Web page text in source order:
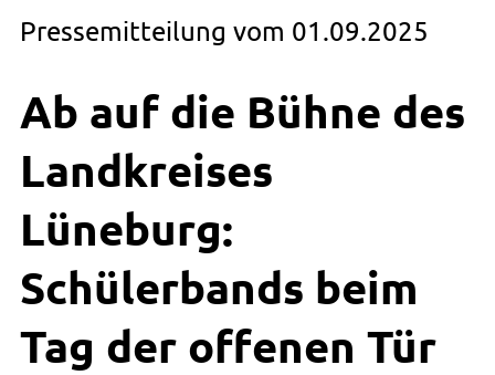
Pressemitteilung vom 01.09.2025
Ab auf die Bühne des
Landkreises
Lüneburg:
Schülerbands beim
Tag der offenen Tür